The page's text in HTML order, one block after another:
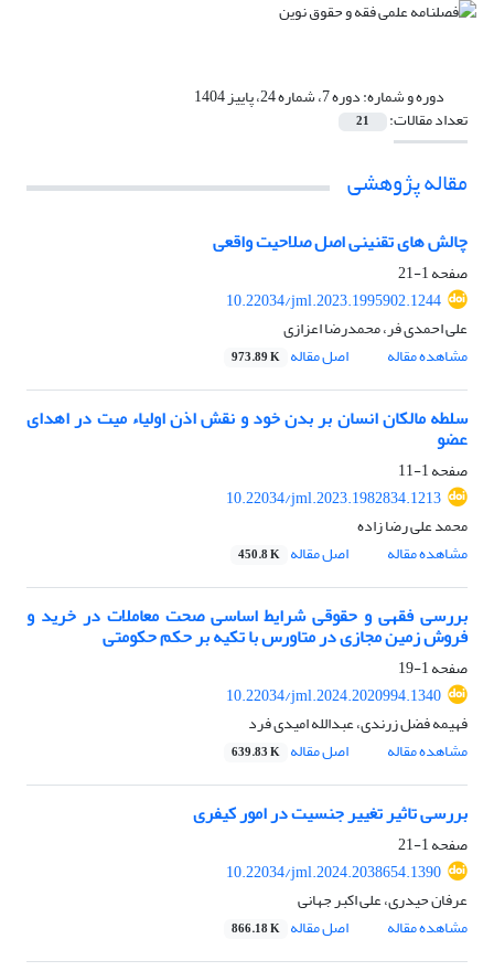
دوره و شماره:دوره 7، شماره 24، پاییز 1404
تعداد مقالات: 21
مقاله پژوهشی
چالش های تقنینی اصل صلاحیت واقعی
صفحه1-21
10.22034/jml.2023.1995902.1244
علی احمدی فر، محمدرضا اعزازی
مشاهده مقاله
اصل مقاله 973.89 K
سلطه مالکان انسان بر بدن خود و نقش اذن اولیاء میت در اهدای
عضو
صفحه1-11
10.22034/jml.2023.1982834.1213
محمد علی رضا زاده
مشاهده مقاله
اصل مقاله 450.8 K
بررسی فقهی و حقوقی شرایط اساسی صحت معاملات در خرید و
فروش زمین مجازی در متاورس با تکیه بر حکم حکومتی
صفحه1-19
10.22034/jml.2024.2020994.1340
فهیمه فضل زرندی، عبدالله امیدی فرد
مشاهده مقاله
اصل مقاله 639.83 K
بررسی تاثیر تغییر جنسیت در امور کیفری
صفحه1-21
10.22034/jml.2024.2038654.1390
عرفان حیدری، علی اکبر جهانی
مشاهده مقاله
اصل مقاله 866.18 K